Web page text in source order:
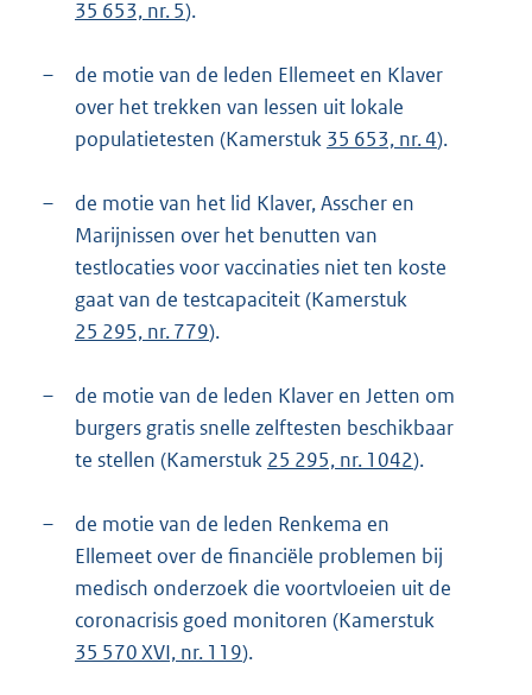
35 653, nr. 5).
–
de motie van de leden Ellemeet en Klaver
over het trekken van lessen uit lokale
populatietesten (Kamerstuk 35 653, nr. 4).
–
de motie van het lid Klaver, Asscher en
Marijnissen over het benutten van
testlocaties voor vaccinaties niet ten koste
gaat van de testcapaciteit (Kamerstuk
25 295, nr. 779).
–
de motie van de leden Klaver en Jetten om
burgers gratis snelle zelftesten beschikbaar
te stellen (Kamerstuk 25 295, nr. 1042).
–
de motie van de leden Renkema en
Ellemeet over de financiële problemen bij
medisch onderzoek die voortvloeien uit de
coronacrisis goed monitoren (Kamerstuk
35 570 XVI, nr. 119).